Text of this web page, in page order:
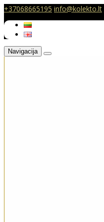
+37068665195 info@kolekto.lt
Navigacija